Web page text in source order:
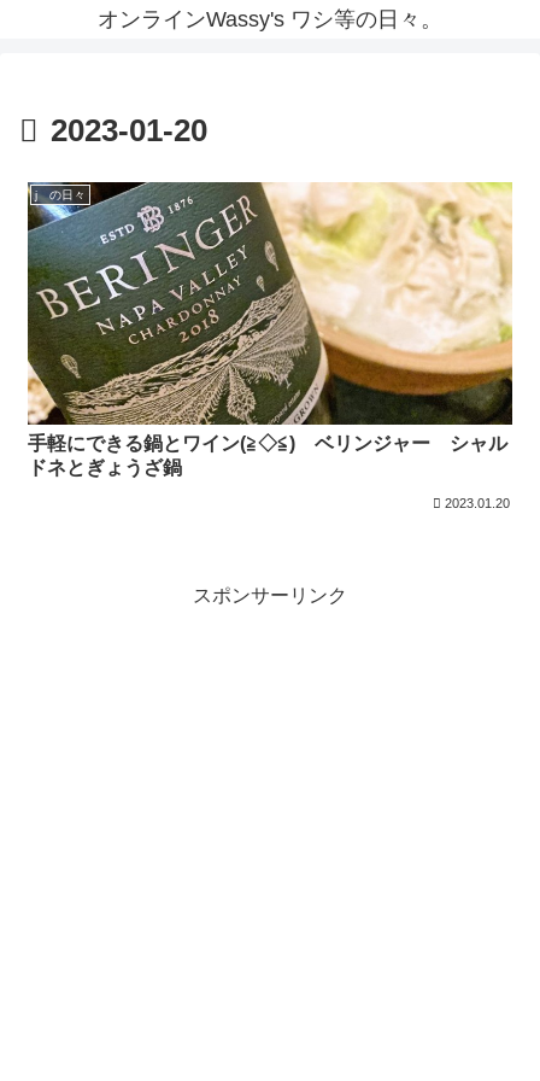
オンラインWassy's ワシ等の日々。
2023-01-20
j の日々
手軽にできる鍋とワイン(≧◇≦) ベリンジャー シャル
ドネとぎょうざ鍋
2023.01.20
スポンサーリンク